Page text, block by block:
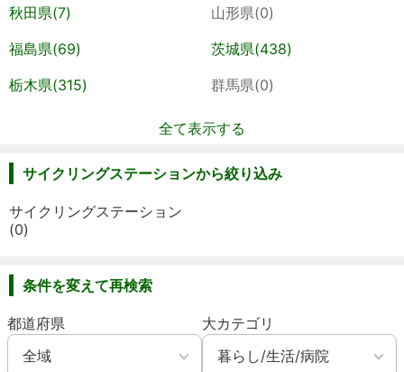
秋田県(7)
山形県(0)
福島県(69)
茨城県(438)
栃木県(315)
群馬県(0)
全て表示する
サイクリングステーションから絞り込み
サイクリングステーション
(0)
条件を変えて再検索
都道府県 大カテゴリ